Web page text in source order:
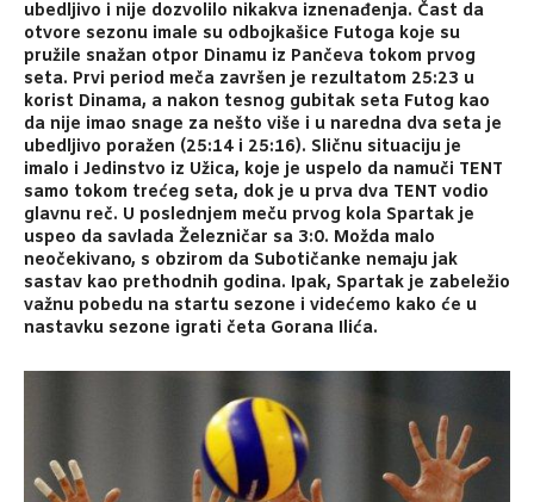
ubedljivo i nije dozvolilo nikakva iznenađenja. Čast da
otvore sezonu imale su odbojkašice Futoga koje su
pružile snažan otpor Dinamu iz Pančeva tokom prvog
seta. Prvi period meča završen je rezultatom 25:23 u
korist Dinama, a nakon tesnog gubitak seta Futog kao
da nije imao snage za nešto više i u naredna dva seta je
ubedljivo poražen (25:14 i 25:16). Sličnu situaciju je
imalo i Jedinstvo iz Užica, koje je uspelo da namuči TENT
samo tokom trećeg seta, dok je u prva dva TENT vodio
glavnu reč. U poslednjem meču prvog kola Spartak je
uspeo da savlada Železničar sa 3:0. Možda malo
neočekivano, s obzirom da Subotičanke nemaju jak
sastav kao prethodnih godina. Ipak, Spartak je zabeležio
važnu pobedu na startu sezone i videćemo kako će u
nastavku sezone igrati četa Gorana Ilića.